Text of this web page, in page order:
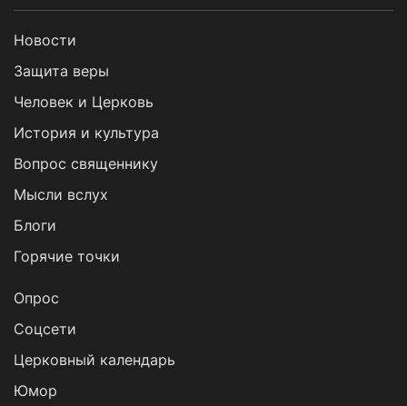
Новости
Защита веры
Человек и Церковь
История и культура
Вопрос священнику
Мысли вслух
Блоги
Горячие точки
Опрос
Cоцсети
Церковный календарь
Юмор